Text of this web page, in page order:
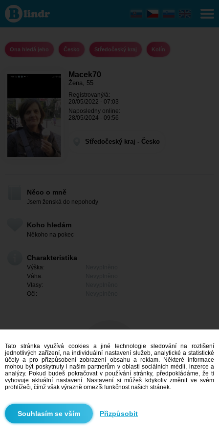
Macek70 -
Ona hledá
jeho
Středočeský
Ona hledá jeho Česko Středočeský kraj Kolín
Macek70
Žena, 55
Registrovaný/á:
20/05/2022 - 07:03
Naposledny online:
28/05/2024 - 09:56
Středočeský kraj - Česko
Něco o mně
Jsem ženská do nepohody
Koho hledám
Někoho na pokec
Charakteristika
Výška:
Váha:
Vlasy:
Oči:
Mám zájem
Vyhledávání
Tato stránka využívá cookies a jiné technologie sledování na rozlišení
jednotlivých zařízení, na individuální nastavení služeb, analytické a statistické
účely a pro přizpůsobení zobrazení obsahu a reklam. Některé informace
mohou být poskytnuty i našim partnerům v oblasti sociálních médií, inzerce a
analýzy. Pokud budeš pokračovat v používání stránky, předpokládáme, že ti
vyhovuje aktuální nastavení. Nastavení si můžeš kdykoliv změnit ve svém
prohlížeči, čímž však výrazně omezíš funkčnost našich stránek.
Přizpůsobit